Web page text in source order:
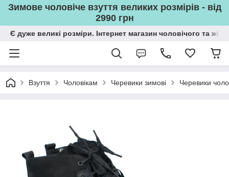
Зимове чоловіче взуття великих розмірів - від
2990 грн
Є дуже великі розміри. Інтернет магазин чоловічого та
Взуття Чоловікам Черевики зимові Черевики